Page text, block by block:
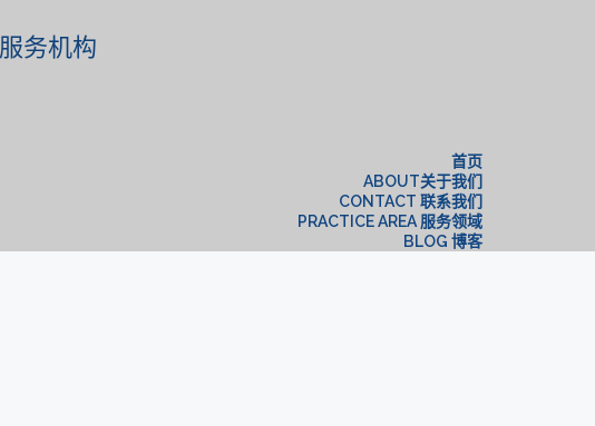
务机构
首页
ABOUT关于我们
CONTACT 联系我们
PRACTICE AREA 服务领域
BLOG 博客